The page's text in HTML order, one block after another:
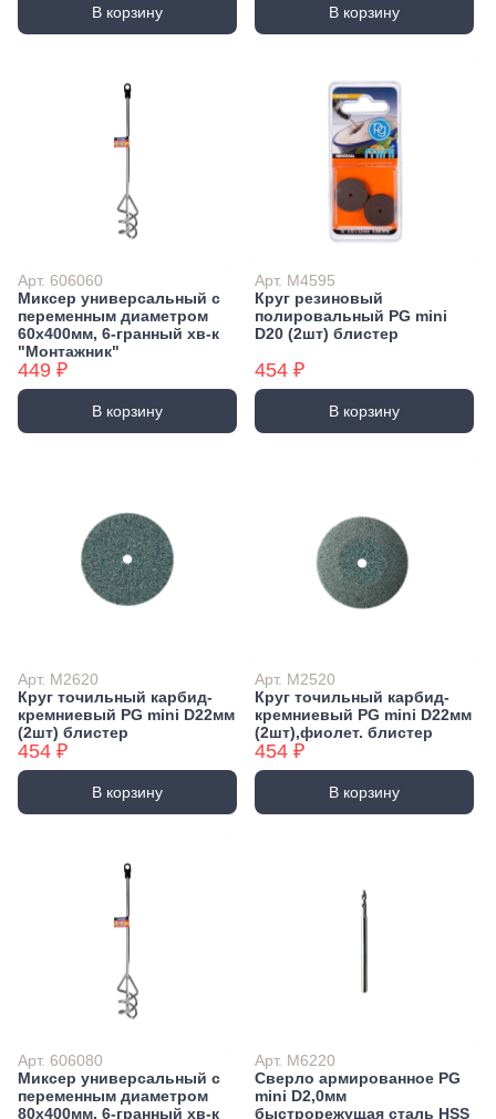
В корзину В корзину
Арт. 606060
Миксер универсальный с
переменным диаметром
60x400мм, 6-гранный хв-к
"Монтажник"
449 ₽
В корзину
Арт. M4595
Круг резиновый
полировальный PG mini
D20 (2шт) блистер
454 ₽
В корзину
Арт. M2620
Круг точильный карбид-
кремниевый PG mini D22мм
(2шт) блистер
454 ₽
В корзину
Арт. M2520
Круг точильный карбид-
кремниевый PG mini D22мм
(2шт),фиолет. блистер
454 ₽
В корзину
Арт. 606080
Миксер универсальный с
переменным диаметром
80x400мм, 6-гранный хв-к
Арт. M6220
Сверло армированное PG
mini D2,0мм
быстрорежущая сталь HSS